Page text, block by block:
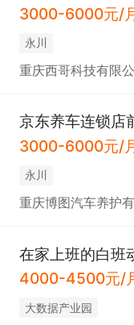
3000-6000元/
永川
重庆西哥科技有限
京东养车连锁店
3000-6000元/
永川
重庆博图汽车养护
在家上班的白班
4000-4500元/
大数据产业园